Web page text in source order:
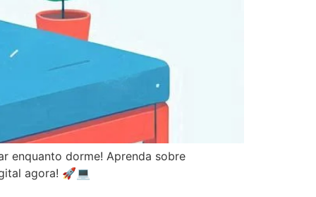
enquanto dorme! Aprenda sobre
agora! 🚀💻